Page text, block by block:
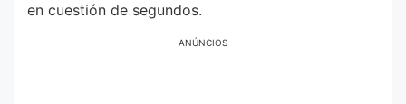
en cuestión de segundos.
ANÚNCIOS